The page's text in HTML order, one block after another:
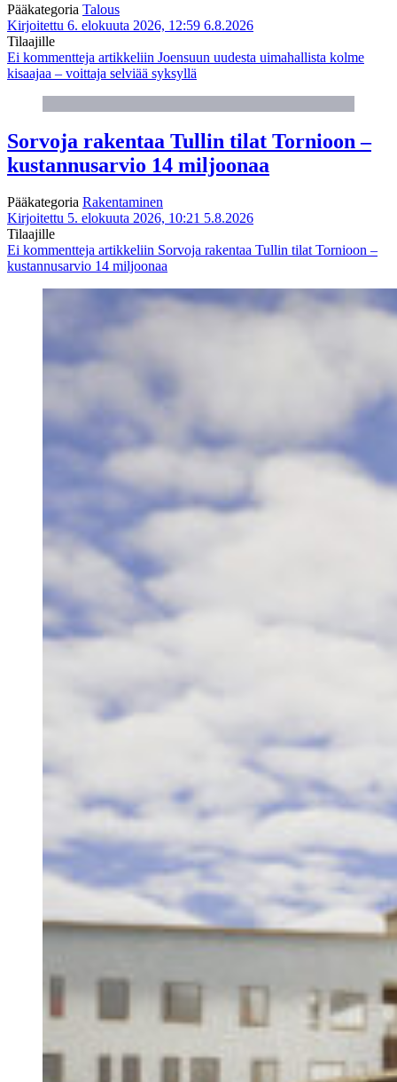
Pääkategoria Talous
Kirjoitettu 6. elokuuta 2026, 12:59 6.8.2026
Tilaajille
Ei kommentteja artikkeliin Joensuun uudesta uimahallista kolme
kisaajaa – voittaja selviää syksyllä
Sorvoja rakentaa Tullin tilat Tornioon –
kustannusarvio 14 miljoonaa
Pääkategoria Rakentaminen
Kirjoitettu 5. elokuuta 2026, 10:21 5.8.2026
Tilaajille
Ei kommentteja artikkeliin Sorvoja rakentaa Tullin tilat Tornioon –
kustannusarvio 14 miljoonaa